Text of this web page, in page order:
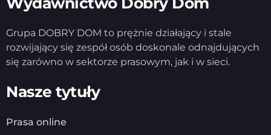
Grupa DOBRY DOM to prężnie działający i stale
rozwijający się zespół osób doskonale odnajdujących
się zarówno w sektorze prasowym, jak i w sieci.
Nasze tytuły
Prasa online